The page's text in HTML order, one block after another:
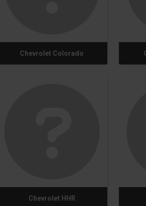
Chevrolet Colorado
Chevrolet HHR